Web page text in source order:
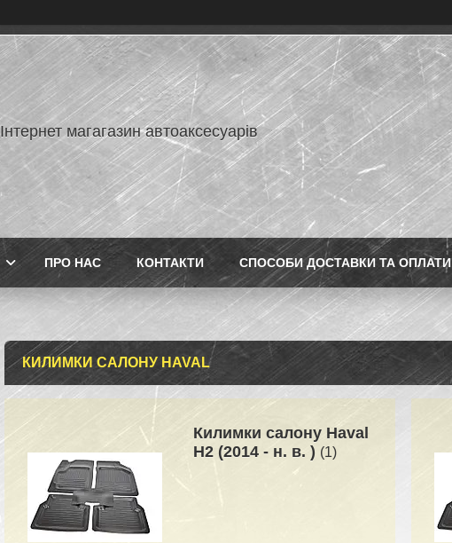
Інтернет магагазин автоаксесуарів
ПРО НАС КОНТАКТИ СПОСОБИ ДОСТАВКИ ТА ОПЛАТИ
КИЛИМКИ САЛОНУ HAVAL
Килимки салону Haval
H2 (2014 - н. в. )
1